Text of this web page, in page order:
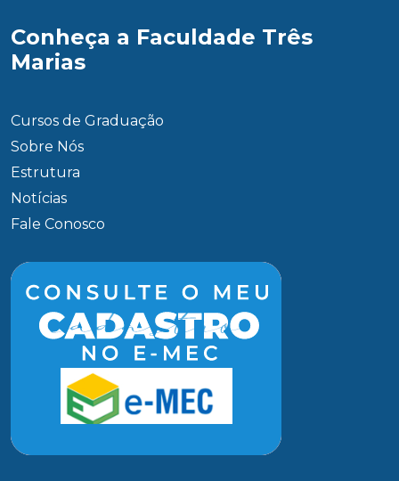
Conheça a Faculdade Três
Marias
Cursos de Graduação
Sobre Nós
Estrutura
Notícias
Fale Conosco